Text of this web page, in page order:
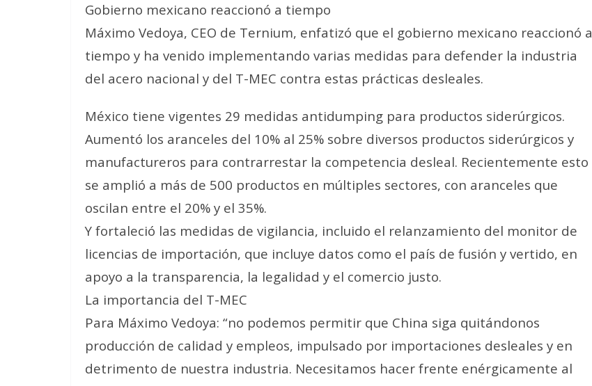
Gobierno mexicano reaccionó a tiempo
Máximo Vedoya, CEO de Ternium, enfatizó que el gobierno mexicano reaccionó a
tiempo y ha venido implementando varias medidas para defender la industria
del acero nacional y del T-MEC contra estas prácticas desleales.
México tiene vigentes 29 medidas antidumping para productos siderúrgicos.
Aumentó los aranceles del 10% al 25% sobre diversos productos siderúrgicos y
manufactureros para contrarrestar la competencia desleal. Recientemente esto
se amplió a más de 500 productos en múltiples sectores, con aranceles que
oscilan entre el 20% y el 35%.
Y fortaleció las medidas de vigilancia, incluido el relanzamiento del monitor de
licencias de importación, que incluye datos como el país de fusión y vertido, en
apoyo a la transparencia, la legalidad y el comercio justo.
La importancia del T-MEC
Para Máximo Vedoya: “no podemos permitir que China siga quitándonos
producción de calidad y empleos, impulsado por importaciones desleales y en
detrimento de nuestra industria. Necesitamos hacer frente enérgicamente al